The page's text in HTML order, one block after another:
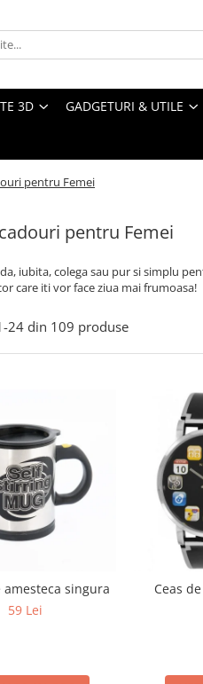
3D GADGETURI & UTILE
pentru Femei
pentru Femei
iubita, colega sau pur si simplu
care iti vor face ziua mai frumoasa!
24 din 109 produse
amesteca singura
59 Lei
Ceas